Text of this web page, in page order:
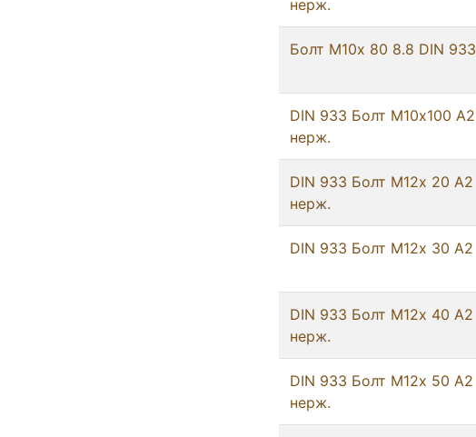
нерж.
Болт М10х 80 8.8 DIN 933
DIN 933 Болт М10х100 А2
нерж.
DIN 933 Болт М12х 20 А2
нерж.
DIN 933 Болт М12х 30 А2
DIN 933 Болт М12х 40 А2
нерж.
DIN 933 Болт М12х 50 А2
нерж.